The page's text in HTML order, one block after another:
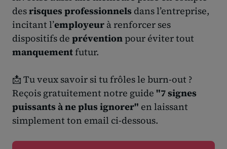
desrisques professionnels dans l’entreprise,
incitant l’employeur à renforcer ses
dispositifs de prévention pour éviter tout
manquementfutur.
📩 Tu veux savoir si tu frôles le burn-out ?
Reçois gratuitement notre guide "7 signes
puissants à ne plus ignorer" en laissant
simplement ton email ci-dessous.